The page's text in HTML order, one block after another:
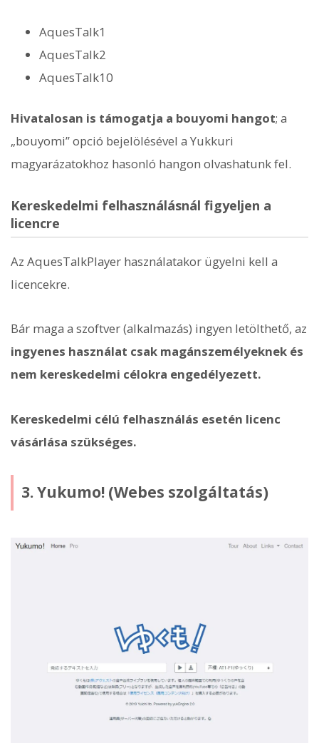
AquesTalk1
AquesTalk2
AquesTalk10
Hivatalosan is támogatja a bouyomi hangot; a
„bouyomi” opció bejelölésével a Yukkuri
magyarázatokhoz hasonló hangon olvashatunk fel.
Kereskedelmi felhasználásnál figyeljen a
licencre
Az AquesTalkPlayer használatakor ügyelni kell a
licencekre.
Bár maga a szoftver (alkalmazás) ingyen letölthető, az
ingyenes használat csak magánszemélyeknek és
nem kereskedelmi célokra engedélyezett.
Kereskedelmi célú felhasználás esetén licenc
vásárlása szükséges.
3. Yukumo! (Webes szolgáltatás)